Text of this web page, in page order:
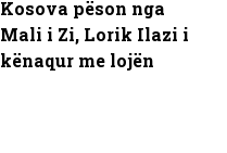
Kosova pëson nga
Mali i Zi, Lorik Ilazi i
kënaqur me lojën